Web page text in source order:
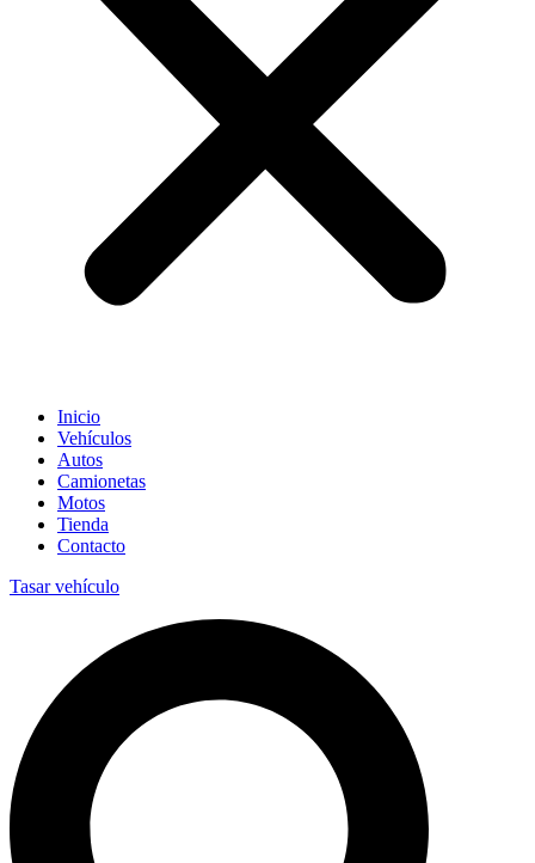
Inicio
Vehículos
Autos
Camionetas
Motos
Tienda
Contacto
Tasar vehículo